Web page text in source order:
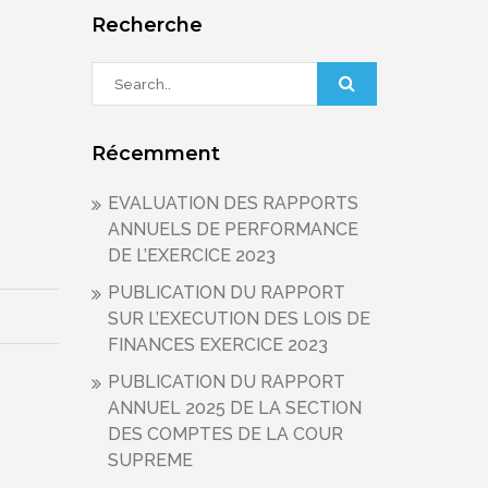
Recherche
Récemment
EVALUATION DES RAPPORTS
ANNUELS DE PERFORMANCE
DE L’EXERCICE 2023
PUBLICATION DU RAPPORT
SUR L’EXECUTION DES LOIS DE
FINANCES EXERCICE 2023
PUBLICATION DU RAPPORT
ANNUEL 2025 DE LA SECTION
DES COMPTES DE LA COUR
SUPREME